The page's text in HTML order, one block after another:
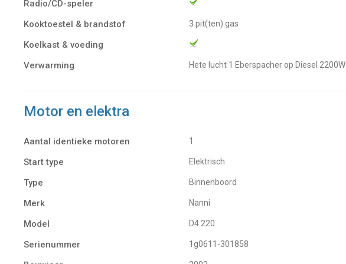
Radio/CD-speler
Kooktoestel & brandstof
3 pit(ten) gas
Koelkast & voeding
Verwarming
Hete lucht 1 Eberspacher op Diesel 2200W
Motor en elektra
Aantal identieke motoren 1
Start type Elektrisch
Type Binnenboord
Merk Nanni
Model D4.220
Serienummer 1g0611-301858